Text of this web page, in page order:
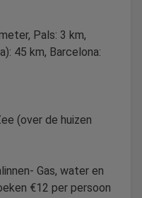
Pals: 3 km,
45 km, Barcelona:
(over de huizen
Gas, water en
€12 per persoon